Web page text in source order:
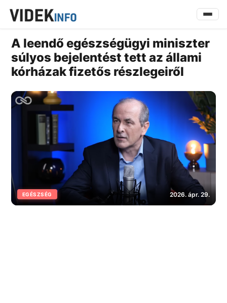
A leendő egészségügyi miniszter
súlyos bejelentést tett az állami
kórházak fizetős részlegeiről
EGÉSZSÉG 2026. ápr. 29.